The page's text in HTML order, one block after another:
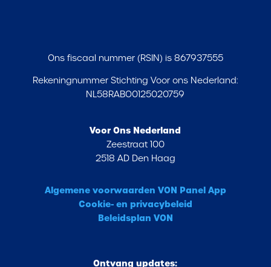
Ons fiscaal nummer (RSIN) is 867937555
Rekeningnummer Stichting Voor ons Nederland:
NL58RABO0125020759
Voor Ons Nederland
Zeestraat 100
2518 AD Den Haag
Algemene voorwaarden VON Panel App
Cookie- en privacybeleid
Beleidsplan VON
Ontvang updates: